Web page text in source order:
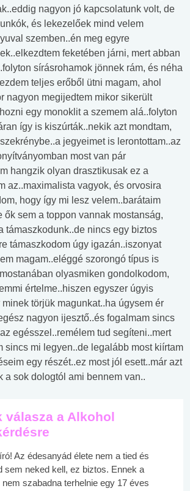
nagyon jó kapcsolatunk volt, de
és lekezelőek mind velem
szemben..én meg egyre
feketében járni, mert abban
sírásrohamok jönnek rám, és néha
teljes erőből ütni magam, ahol
nagyon megijedtem mikor sikerült
egy monoklit a szemem alá..folyton
így is kiszúrták..nekik azt mondtam,
jegyeimet is lerontottam..az
most van pár
hangzik olyan drasztikusak ez a
az..maximalista vagyok, és orvosira
hogy így mi lesz velem..barátaim
ők sem a toppon vannak mostanság,
támaszkodunk..de nincs egy biztos
támaszkodom úgy igazán..iszonyat
magam..eléggé szorongó típus is
olyasmiken gondolkodom,
értelme..hiszen egyszer úgyis
törjük magunkat..ha úgysem ér
nagyon ijesztő..és fogalmam sincs
egésszel..remélem tud segíteni..mert
sincs mi legyen..de legalább most kiírtam
egy részét..ez most jól esett..már azt
a sok dologtól ami bennem van..
válasza a Alkohol
Az édesanyád élete nem a tied és
sem neked kell, ez biztos. Ennek a
szabadna terhelnie egy 17 éves